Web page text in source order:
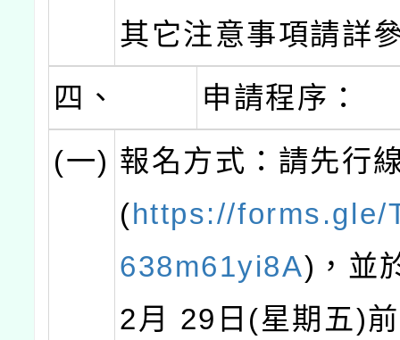
其它注意事項請詳
四、
申請程序：
(一) 報名方式：請先行
(https://forms.gle/
638m61yi8A)，並
2月 29日(星期五)